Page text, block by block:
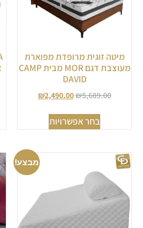
מיטה זוגית מרופדת מפוארת
מעוצבת דגם MOR מבית CAMP
DAVID
₪5,689.00
₪2,490.00
בחר אפשרויות
מבצע!